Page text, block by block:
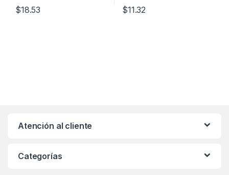
$18.53 $11.32
Atención al cliente
Categorías